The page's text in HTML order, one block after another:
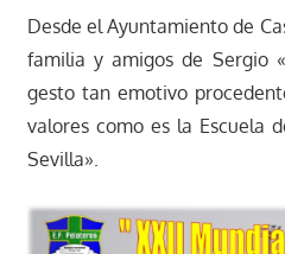
Desde el Ayuntamiento de
familia y amigos de Sergio
gesto tan emotivo
valores como es la Escuela
Sevilla».